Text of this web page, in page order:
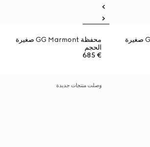
محفظة GG Marmont صغيرة
محفظة GG Marmont صغيرة
الحجم
€ 685
وصلت منتجات جديدة